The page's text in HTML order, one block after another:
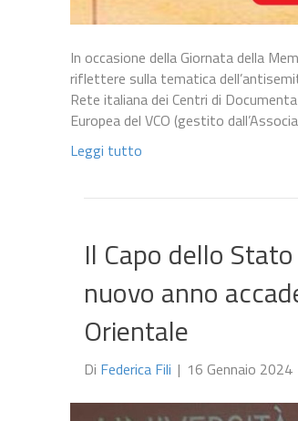
In occasione della Giornata della
riflettere sulla tematica
Rete italiana dei Centri di
Europea del VCO (gestito
Leggi tutto
Il Capo dello
nuovo anno
Orientale
Di Federica Fili | 16 Gennaio 2024